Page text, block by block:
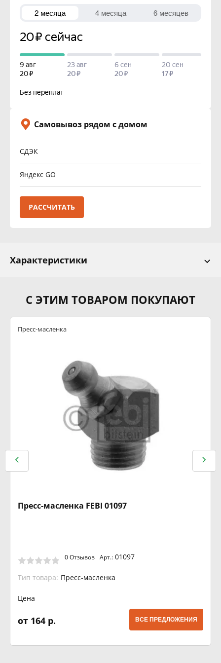
Самовывоз рядом с домом
СДЭК
Яндекс GO
РАССЧИТАТЬ
Характеристики
С ЭТИМ ТОВАРОМ ПОКУПАЮТ
Пресс-масленка
Пресс-масленка FEBI 01097
0 Отзывов Арт.: 01097
Тип товара: Пресс-масленка
Цена
от 164 р. ВСЕ ПРЕДЛОЖЕНИЯ